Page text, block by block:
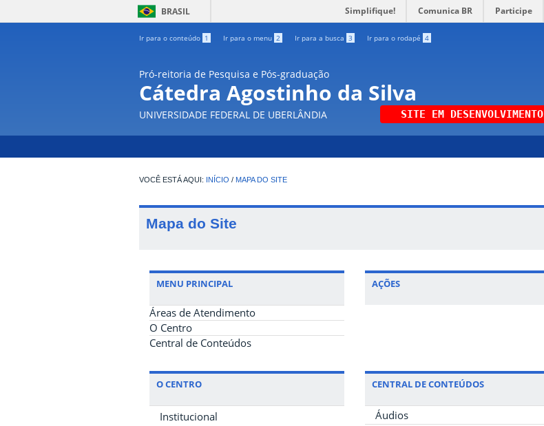
BRASIL Simplifique! Comunica BR Participe
Ir para o conteúdo 1 Ir para o menu 2 Ir para a busca 3 Ir para o rodapé 4
Pró-reitoria de Pesquisa e Pós-graduação
Cátedra Agostinho da Silva
UNIVERSIDADE FEDERAL DE UBERLÂNDIA SITE EM DESENVOLVIMENTO
INÍCIO / MAPA DO SITE
Mapa do Site
MENU PRINCIPAL
Áreas de Atendimento
O Centro
Central de Conteúdos
AÇÕES
O CENTRO
Institucional
CENTRAL DE CONTEÚDOS
Áudios